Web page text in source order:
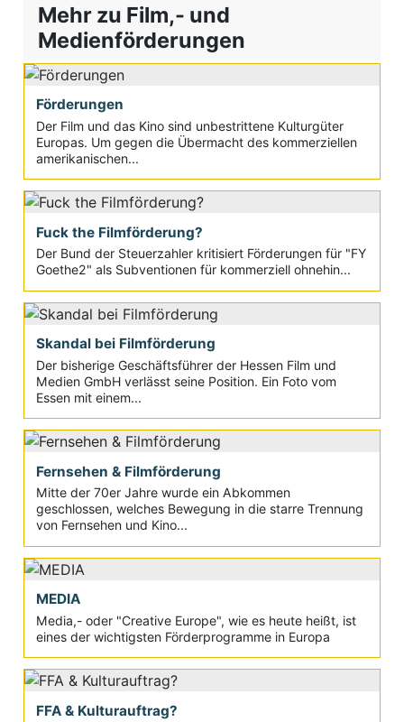
Mehr zu Film,- und
Medienförderungen
Förderungen
Der Film und das Kino sind unbestrittene Kulturgüter
Europas. Um gegen die Übermacht des kommerziellen
amerikanischen...
Fuck the Filmförderung?
Der Bund der Steuerzahler kritisiert Förderungen für "FY
Goethe2" als Subventionen für kommerziell ohnehin...
Skandal bei Filmförderung
Der bisherige Geschäftsführer der Hessen Film und
Medien GmbH verlässt seine Position. Ein Foto vom
Essen mit einem...
Fernsehen & Filmförderung
Mitte der 70er Jahre wurde ein Abkommen
geschlossen, welches Bewegung in die starre Trennung
von Fernsehen und Kino...
MEDIA
Media,- oder "Creative Europe", wie es heute heißt, ist
eines der wichtigsten Förderprogramme in Europa
FFA & Kulturauftrag?